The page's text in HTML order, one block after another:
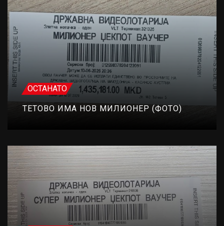
ОСТАНАТО
ТЕТОВО ИМА НОВ МИЛИОНЕР (ФОТО)